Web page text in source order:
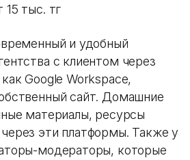
15 тыс. тг
и удобный
с клиентом через
Google Workspace,
сайт. Домашние
материалы, ресурсы
эти платформы. Также у
модераторы, которые